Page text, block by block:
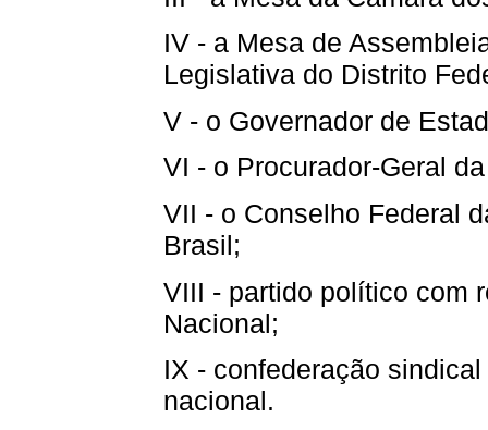
IV - a Mesa de
Legislativa do Distrito
V - o Governador de
VI - o Procurador-Geral
VII - o Conselho Federal
Brasil;
VIII - partido político com
Nacional;
IX - confederação
nacional.